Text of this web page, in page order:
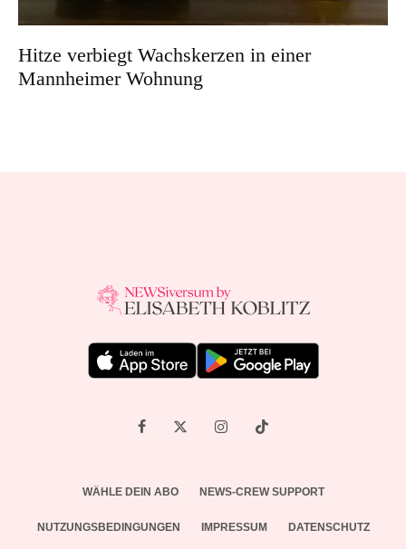
Hitze verbiegt Wachskerzen in einer
Mannheimer Wohnung
WÄHLE DEIN ABO NEWS-CREW SUPPORT
NUTZUNGSBEDINGUNGEN IMPRESSUM DATENSCHUTZ